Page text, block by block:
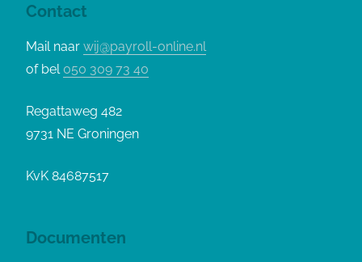
Contact
Mail naar wij@payroll-online.nl
of bel 050 309 73 40
Regattaweg 482
9731 NE Groningen
KvK 84687517
Documenten